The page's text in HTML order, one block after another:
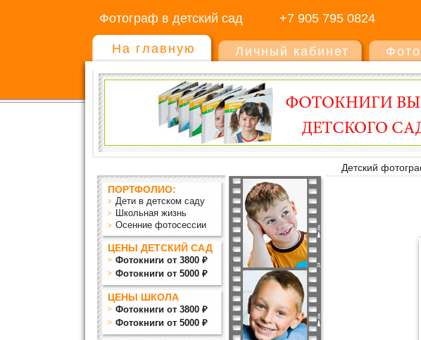
Фотограф в детский сад +7 905 795 0824
На главную Личный кабинет
Детский
ПОРТФОЛИО:
Дети в детском саду
Школьная жизнь
Осенние фотосессии
ЦЕНЫ ДЕТСКИЙ САД
Фотокниги от 3800 ₽
Фотокниги от 5000 ₽
ЦЕНЫ ШКОЛА
Фотокниги от 3800 ₽
Фотокниги от 5000 ₽